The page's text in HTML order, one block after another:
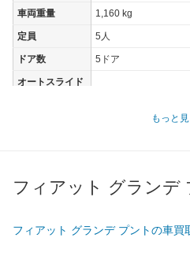
車両重量 1,160 kg
定員 5人
ドア数 5ドア
オートスライド
過給機 -
前輪サイズ 185/65R15
もっと
フィアット グランデ
フィアット グランデ プントの車買